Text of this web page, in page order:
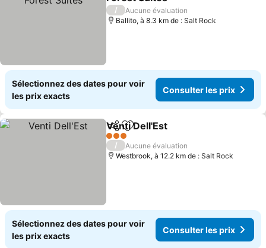
Consulter les prix
/
Aucune évaluation
Ballito, à 8.3 km de : Salt Rock
Sélectionnez des dates pour voir
les prix exacts
Consulter les prix
PartagerAjouter à mes favoris
Venti Dell'Est
3 Étoiles
/
Aucune évaluation
Westbrook, à 12.2 km de : Salt Rock
Sélectionnez des dates pour voir
les prix exacts
Consulter les prix